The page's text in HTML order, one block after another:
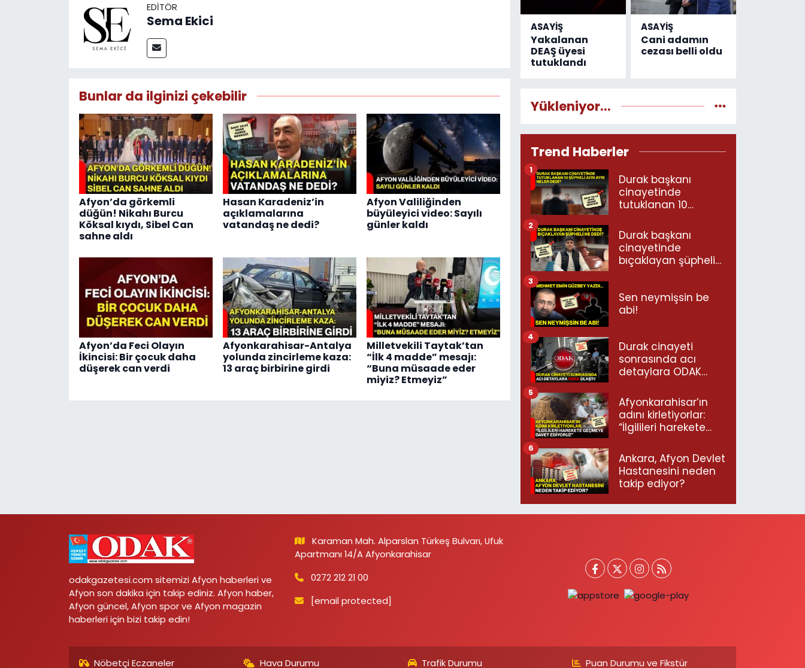
EDITÖR
Sema Ekici
Bunlar da ilginizi çekebilir
Afyon’da görkemli
düğün! Nikahı Burcu
Köksal kıydı, Sibel Can
sahne aldı
Hasan Karadeniz’in
açıklamalarına
vatandaş ne dedi?
Afyon Valiliğinden
büyüleyici video: Sayılı
günler kaldı
Afyon’da Feci Olayın
İkincisi: Bir çocuk daha
düşerek can verdi
Afyonkarahisar-Antalya
yolunda zincirleme kaza:
13 araç birbirine girdi
Milletvekili Taytak’tan
“İlk 4 madde” mesajı:
“Buna müsaade eder
miyiz? Etmeyiz”
ASAYİŞ
Yakalanan
DEAŞ üyesi
tutuklandı
ASAYİŞ
Cani adamın
cezası belli oldu
Yükleniyor...
Trend Haberler
Durak başkanı
cinayetinde
tutuklanan 10
neler dedi?
1
Durak başkanı
cinayetinde
bıçaklayan şüpheli
2
Sen neymişsin be
abi!
3
Durak cinayeti
sonrasında acı
detaylara ODAK
4
Afyonkarahisar’ın
adını kirletiyorlar:
“İlgilileri harekete
ediyoruz”
5
Ankara, Afyon Devlet
Hastanesini neden
takip ediyor?
6
odakgazetesi.com sitemizi Afyon haberleri ve
Afyon son dakika için takip ediniz. Afyon haber,
Afyon güncel, Afyon spor ve Afyon magazin
haberleri için bizi takip edin!
Karaman Mah. Alparslan Türkeş Bulvarı, Ufuk
Apartmanı 14/A Afyonkarahisar
0272 212 21 00
[email protected]
Nöbetçi Eczaneler Hava Durumu Trafik Durumu Puan Durumu ve Fikstür